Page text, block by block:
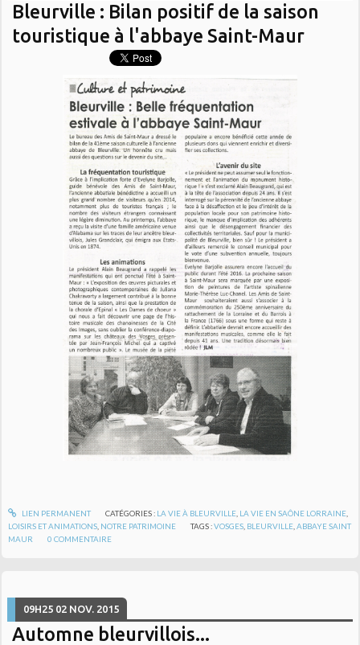
Bleurville : Bilan positif de la saison
touristique à l'abbaye Saint-Maur
LIEN PERMANENT CATÉGORIES : LA VIE À BLEURVILLE, LA VIE EN SAÔNE LORRAINE,
LOISIRS ET ANIMATIONS NOTRE PATRIMOINE TAGS :VOSGES BLEURVILLE ,ABBAYE SAINT
MAUR
0 COMMENTAIRE
09H25 02 NOV. 2015
Automne bleurvillois...